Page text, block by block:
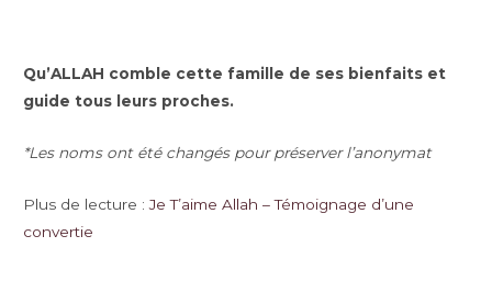
Qu’ALLAH comble cette famille de ses bienfaits et
guide tous leurs proches.
*Les noms ont été changés pour préserver l’anonymat
Plus de lecture :Je T’aime Allah – Témoignage d’une
convertie